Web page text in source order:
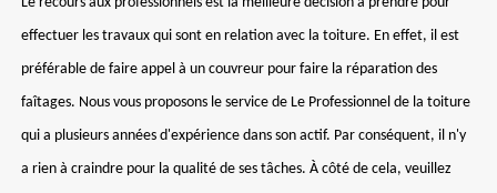
effectuer les travaux qui sont en relation avec la toiture. En effet, il est
préférable de faire appel à un couvreur pour faire la réparation des
faîtages. Nous vous proposons le service de Le Professionnel de la toiture
qui a plusieurs années d'expérience dans son actif. Par conséquent, il n'y
a rien à craindre pour la qualité de ses tâches. À côté de cela, veuillez